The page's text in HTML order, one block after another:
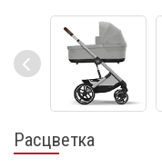
Расцветка